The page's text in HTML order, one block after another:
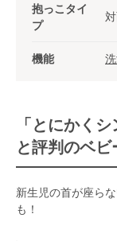
抱っこタイ
プ
機能
「とにかく
と評判のベ
新生児の首が座ら
も！